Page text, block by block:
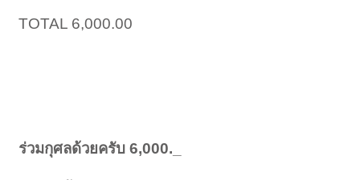
TOTAL 6,000.00
ร่วมกุศลด้วยครับ 6,000._